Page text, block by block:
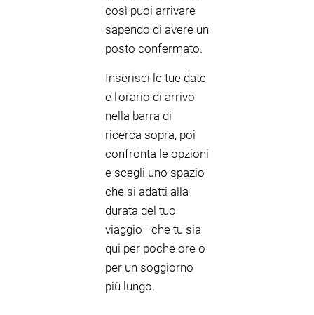
così puoi arrivare
sapendo di avere un
posto confermato.
Inserisci le tue date
e l'orario di arrivo
nella barra di
ricerca sopra, poi
confronta le opzioni
e scegli uno spazio
che si adatti alla
durata del tuo
viaggio—che tu sia
qui per poche ore o
per un soggiorno
più lungo.